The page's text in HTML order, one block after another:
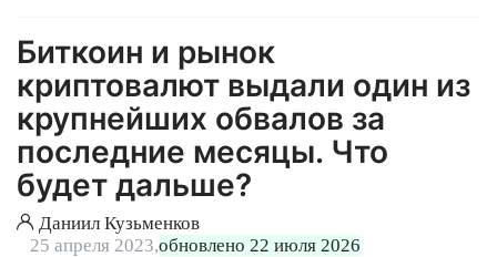
Биткоин и рынок
криптовалют выдали один из
крупнейших обвалов за
последние месяцы. Что
будет дальше?
Даниил Кузьменков
25 апреля 2023,обновлено 22 июля 2026